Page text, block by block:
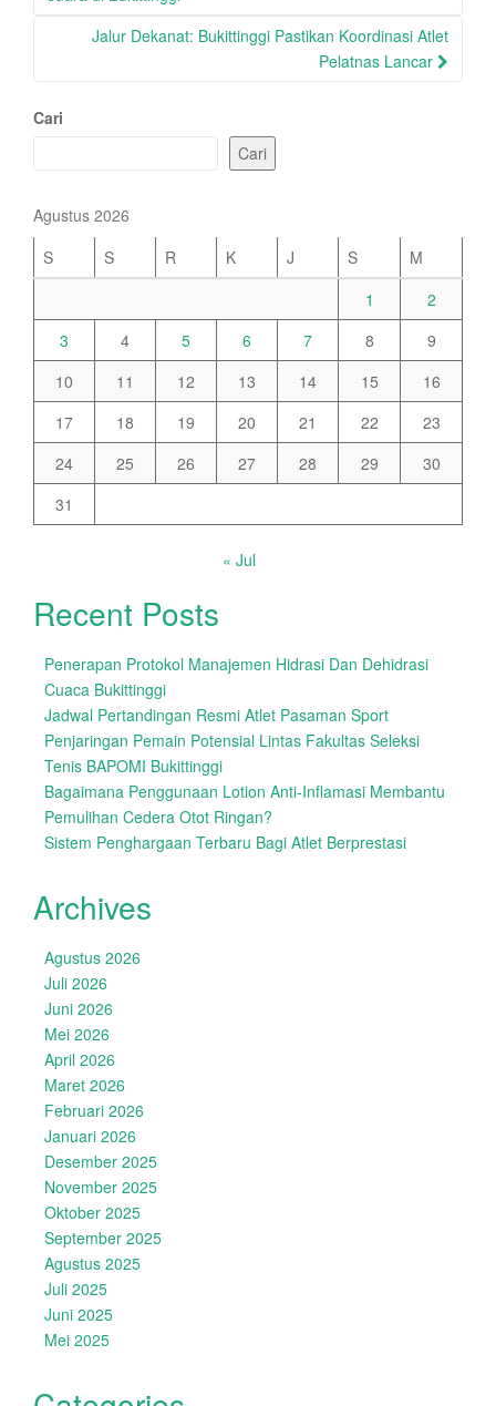
Jalur Dekanat: Bukittinggi Pastikan Koordinasi Atlet
Pelatnas Lancar
Cari
Cari
Agustus 2026
S
S R K J S
M
1
2
3
4 5 6 7 8
9
10
11 12 13 14 15
16
17
18 19 20 21 22
23
24
25 26 27 28 29
30
31
« Jul
Recent Posts
Penerapan Protokol Manajemen Hidrasi Dan Dehidrasi
Cuaca Bukittinggi
Jadwal Pertandingan Resmi Atlet Pasaman Sport
Penjaringan Pemain Potensial Lintas Fakultas Seleksi
Tenis BAPOMI Bukittinggi
Bagaimana Penggunaan Lotion Anti-Inflamasi Membantu
Pemulihan Cedera Otot Ringan?
Sistem Penghargaan Terbaru Bagi Atlet Berprestasi
Archives
Agustus 2026
Juli 2026
Juni 2026
Mei 2026
April 2026
Maret 2026
Februari 2026
Januari 2026
Desember 2025
November 2025
Oktober 2025
September 2025
Agustus 2025
Juli 2025
Juni 2025
Mei 2025